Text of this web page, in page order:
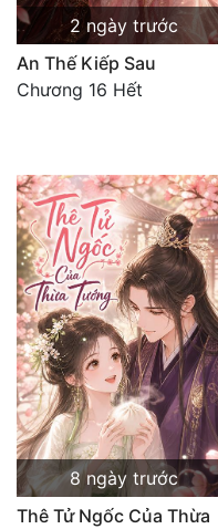
Vô Địch Lưu
Xây Dựng Thế Lực
Đẹp Hiệp
Tính Cách Nhân Vật :
Cơ Trí
Sát Phạt Quyết Đoán
Vô Sỉ
Điềm Đạm
2 ngày trước
An Thế Kiếp Sau
Chương 16 Hết
8 ngày trước
Thê Tử Ngốc Của Thừa